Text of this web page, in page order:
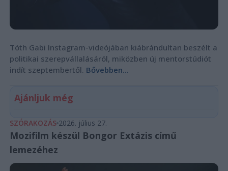
Tóth Gabi Instagram-videójában kiábrándultan beszélt a
politikai szerepvállalásáról, miközben új mentorstúdiót
indít szeptembertől. Bővebben...
Ajánljuk még
SZÓRAKOZÁS 2026. július 27.
Mozifilm készül Bongor Extázis című
lemezéhez